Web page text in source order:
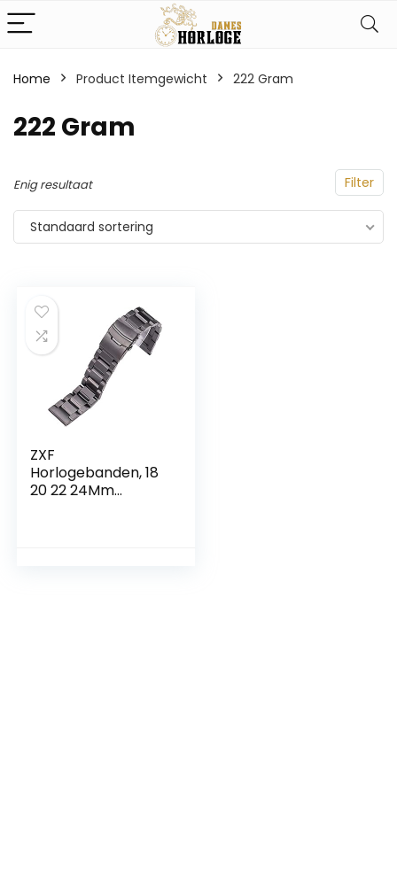
Home Product Itemgewicht ‎222 Gram
‎222 Gram
Filter
Enig resultaat
Standaard sortering
ZXF
Horlogebanden, 18
20 22 24Mm